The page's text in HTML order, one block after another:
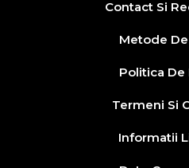
Contact Si
Metode
Politica De
Termeni Si
Informatii